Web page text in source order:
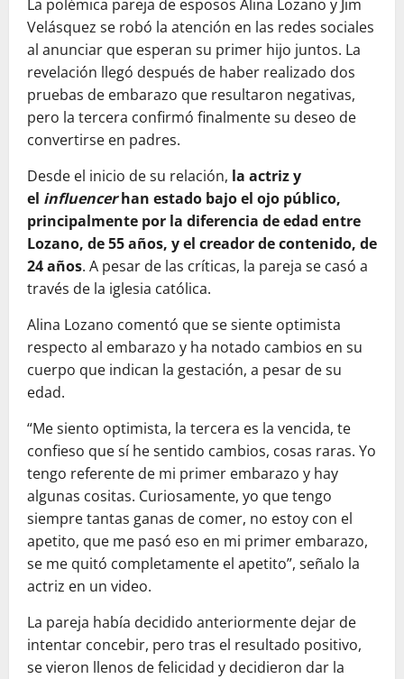
La polémica pareja de esposos Alina Lozano y Jim
Velásquez se robó la atención en las redes sociales
al anunciar que esperan su primer hijo juntos. La
revelación llegó después de haber realizado dos
pruebas de embarazo que resultaron negativas,
pero la tercera confirmó finalmente su deseo de
convertirse en padres.
Desde el inicio de su relación, la actriz y
el influencerhan estado bajo el ojo público,
principalmente por la diferencia de edad entre
Lozano, de 55 años, y el creador de contenido, de
24 años. A pesar de las críticas, la pareja se casó a
través de la iglesia católica.
Alina Lozano comentó que se siente optimista
respecto al embarazo y ha notado cambios en su
cuerpo que indican la gestación, a pesar de su
edad.
“Me siento optimista, la tercera es la vencida, te
confieso que sí he sentido cambios, cosas raras. Yo
tengo referente de mi primer embarazo y hay
algunas cositas. Curiosamente, yo que tengo
siempre tantas ganas de comer, no estoy con el
apetito, que me pasó eso en mi primer embarazo,
se me quitó completamente el apetito”, señalo la
actriz en un video.
La pareja había decidido anteriormente dejar de
intentar concebir, pero tras el resultado positivo,
se vieron llenos de felicidad y decidieron dar la